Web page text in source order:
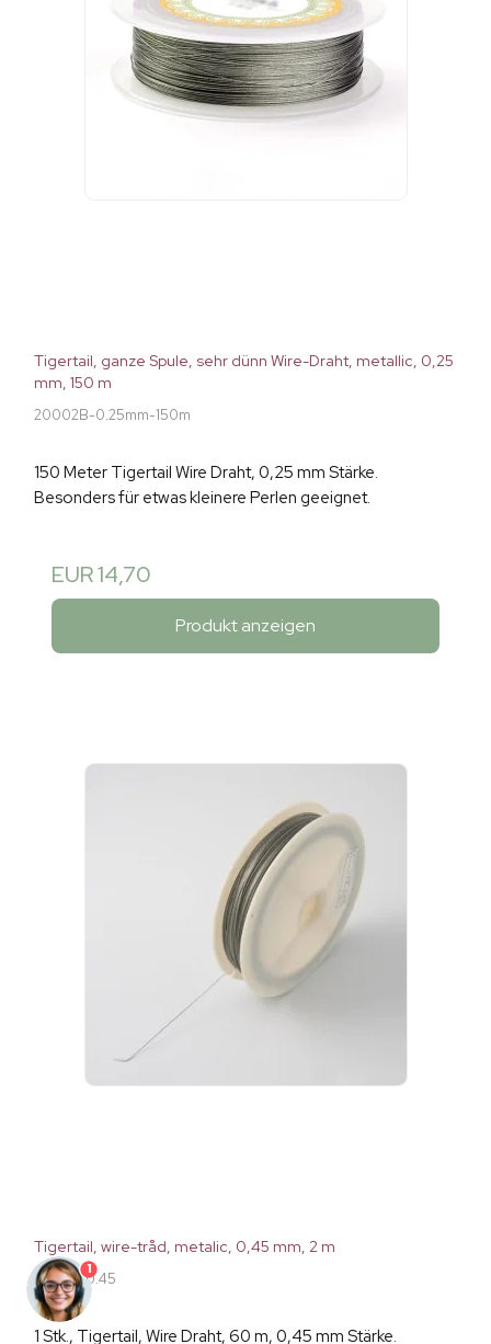
Tigertail, ganze Spule, sehr dünn Wire-Draht, metallic, 0,25
mm, 150 m
20002B-0.25mm-150m
150 Meter Tigertail Wire Draht, 0,25 mm Stärke.
Besonders für etwas kleinere Perlen geeignet.
EUR 14,70
Produkt anzeigen
Tigertail, wire-tråd, metalic, 0,45 mm, 2 m
20002-0.45
1 Stk., Tigertail, Wire Draht, 60 m, 0,45 mm Stärke.
1